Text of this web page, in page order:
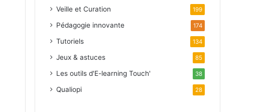
Veille et Curation 199
Pédagogie innovante 174
Tutoriels 134
Jeux & astuces 85
Les outils d'E-learning Touch' 38
Qualiopi 28